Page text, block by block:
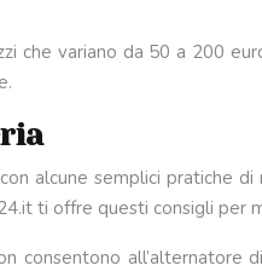
che variano da 50 a 200
alcune semplici pratiche
ti offre questi consigli per
all’alternatore